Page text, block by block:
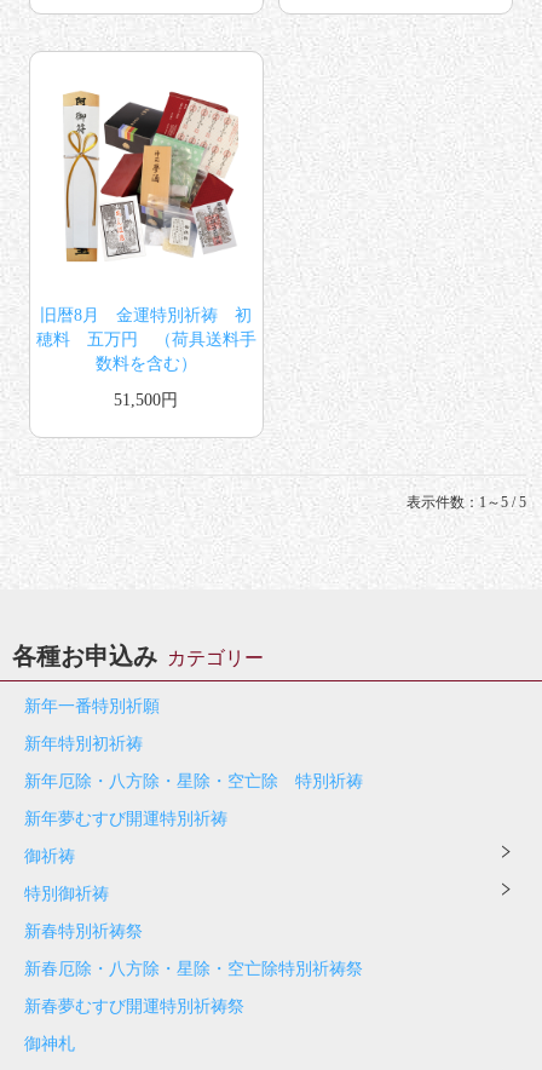
旧暦8月 金運特別祈祷 初
穂料 五万円 （荷具送料手
数料を含む）
51,500円
表示件数：1～5 / 5
各種お申込み カテゴリー
新年一番特別祈願
新年特別初祈祷
新年厄除・八方除・星除・空亡除 特別祈祷
新年夢むすび開運特別祈祷
御祈祷
特別御祈祷
新春特別祈祷祭
新春厄除・八方除・星除・空亡除特別祈祷祭
新春夢むすび開運特別祈祷祭
御神札